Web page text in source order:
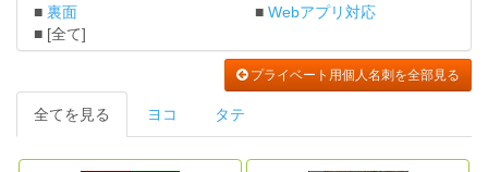
裏面
Webアプリ対応
[全て]
プライベート用個人名刺を全部見る
全てを見る ヨコ タテ